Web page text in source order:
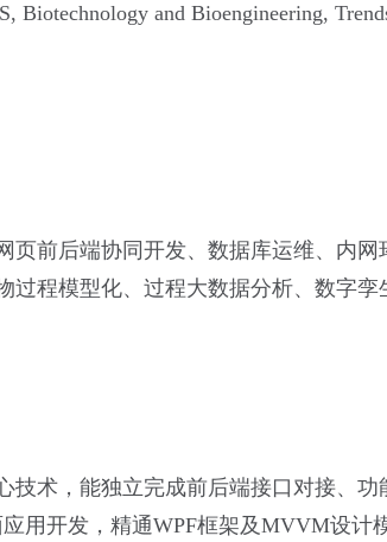
Biotechnology and Bioengineering,
前后端协同开发、数据库运维、内
程模型化、过程大数据分析、数字孪
技术，能独立完成前后端接口对接、
用开发，精通WPF框架及MVVM设计